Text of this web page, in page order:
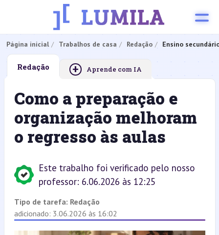
Página inicial Trabalhos de casa Redação Ensino
Redação + Aprende com IA
Como a preparação e
organização melhoram
o regresso às aulas
Este trabalho foi verificado pelo nosso
professor: 6.06.2026 às 12:25
Tipo de tarefa: Redação
adicionado: 3.06.2026 às 16:02